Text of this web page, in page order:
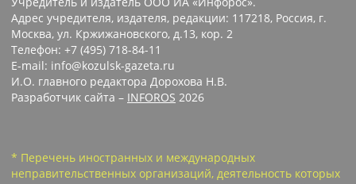
Адрес учредителя, издателя, редакции: 117218, Россия, г.
Москва, ул. Кржижановского, д.13, кор. 2
Телефон: +7 (495) 718-84-11
E-mail: info@kozulsk-gazeta.ru
И.О. главного редактора Дорохова Н.В.
Разработчик сайта – INFOROS 2026
* Перечень иностранных и международных
неправительственных организаций, деятельность которых